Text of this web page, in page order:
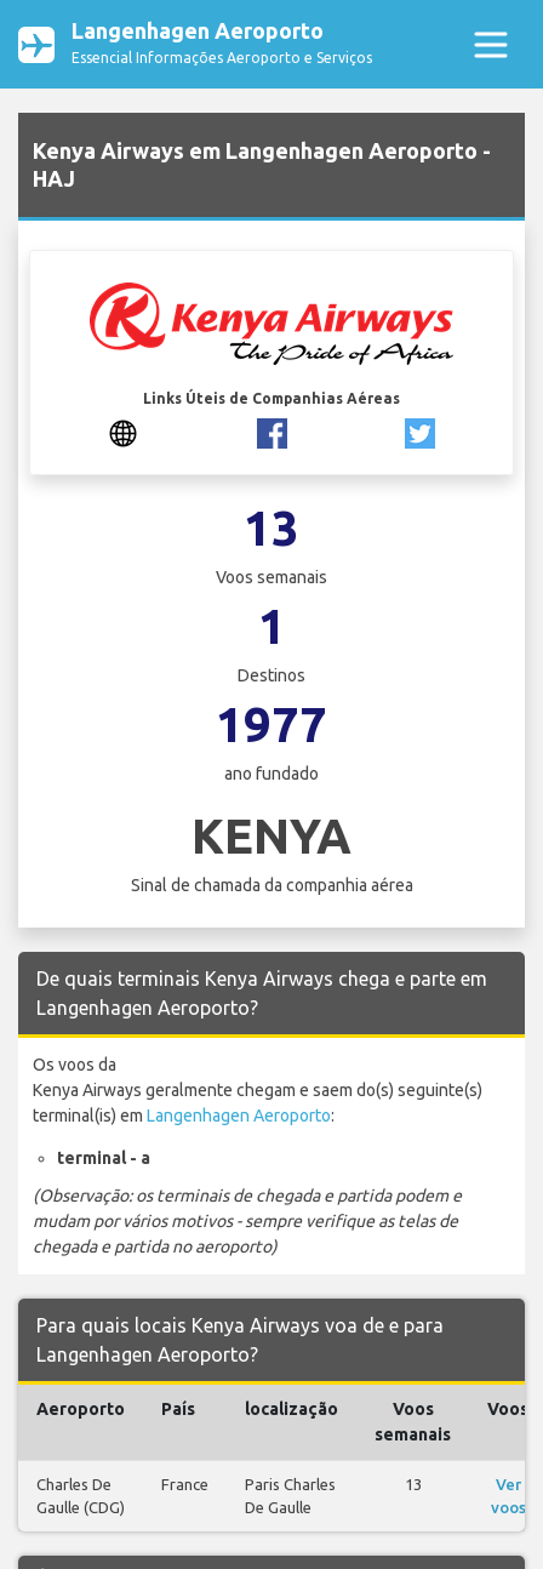
Langenhagen Aeroporto
Essencial Informações Aeroporto e Serviços
Kenya Airways em Langenhagen Aeroporto -
HAJ
Links Úteis de Companhias Aéreas
13
Voos semanais
1
Destinos
1977
ano fundado
KENYA
Sinal de chamada da companhia aérea
De quais terminais Kenya Airways chega e parte em
Langenhagen Aeroporto?
Os voos da
Kenya Airways geralmente chegam e saem do(s) seguinte(s)
terminal(is) em Langenhagen Aeroporto:
terminal - a
(Observação: os terminais de chegada e partida podem e
mudam por vários motivos - sempre verifique as telas de
chegada e partida no aeroporto)
Para quais locais Kenya Airways voa de e para
Langenhagen Aeroporto?
Aeroporto País localização
Voos
semanais
Voos
Charles De
Gaulle (CDG)
France
Paris Charles
De Gaulle
13
Ver
voos